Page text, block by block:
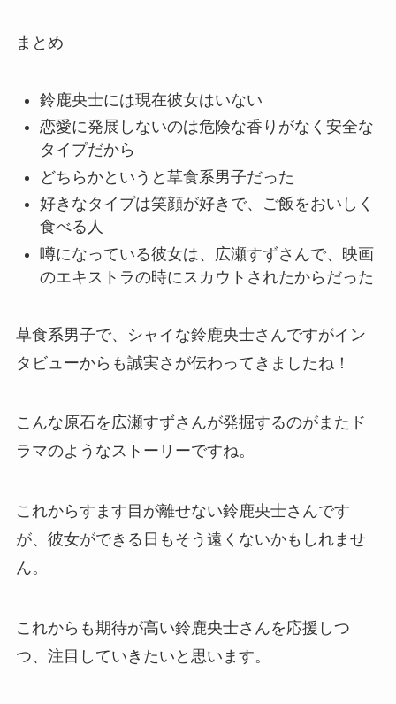
まとめ
鈴鹿央士には現在彼女はいない
恋愛に発展しないのは危険な香りがなく安全な
タイプだから
どちらかというと草食系男子だった
好きなタイプは笑顔が好きで、ご飯をおいしく
食べる人
噂になっている彼女は、広瀬すずさんで、映画
のエキストラの時にスカウトされたからだった
草食系男子で、シャイな鈴鹿央士さんですがイン
タビューからも誠実さが伝わってきましたね！
こんな原石を広瀬すずさんが発掘するのがまたド
ラマのようなストーリーですね。
これからすます目が離せない鈴鹿央士さんです
が、彼女ができる日もそう遠くないかもしれませ
ん。
これからも期待が高い鈴鹿央士さんを応援しつ
つ、注目していきたいと思います。